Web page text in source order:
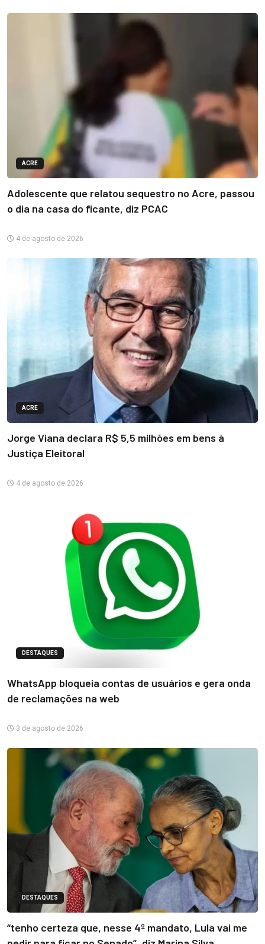
ACRE
Adolescente que relatou sequestro no Acre, passou
o dia na casa do ficante, diz PCAC
4 de agosto de 2026
ACRE
Jorge Viana declara R$ 5,5 milhões em bens à
Justiça Eleitoral
4 de agosto de 2026
DESTAQUES
WhatsApp bloqueia contas de usuários e gera onda
de reclamações na web
3 de agosto de 2026
DESTAQUES
“tenho certeza que, nesse 4º mandato, Lula vai me